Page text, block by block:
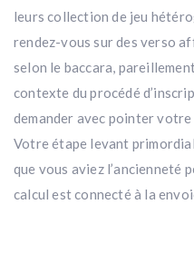
leurs collection de jeu
rendez-vous sur des verso
selon le baccara,
contexte du procédé
demander avec pointer
Votre étape levant
que vous aviez l’ancienneté
calcul est connecté à la